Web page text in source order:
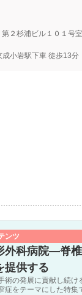
２杉浦ビル１０１号室
小岩駅下車 徒歩13分
ンツ
外科病院―脊
提供する
術の発展に貢献し続
症をテーマにした特集